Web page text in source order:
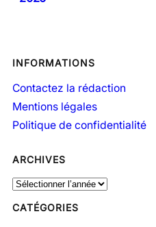
INFORMATIONS
Contactez la rédaction
Mentions légales
Politique de confidentialité
ARCHIVES
A
c
CATÉGORIES